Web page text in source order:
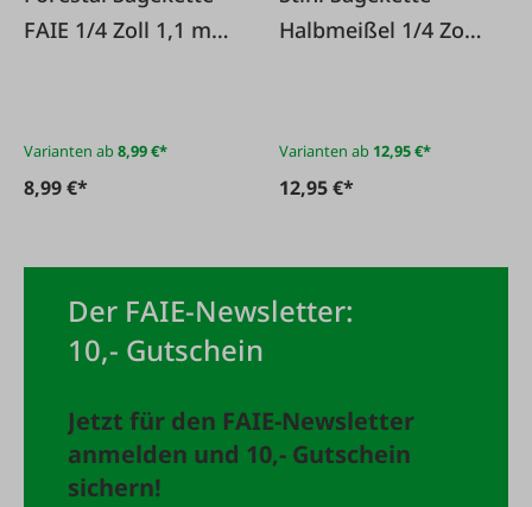
FAIE 1/4 Zoll 1,1 mm
Varianten ab8,99 €*
8,99 €*
Halbmeißel 1/4 Zoll
Varianten ab 12,95 €*
12,95 €*
Der FAIE-Newsletter:
10,- Gutschein
Jetzt für den FAIE-Newsletter
anmelden und 10,- Gutschein
sichern!